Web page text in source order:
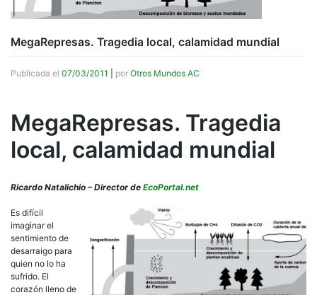
MegaRepresas. Tragedia local, calamidad mundial
Publicada el 07/03/2011 por Otros Mundos AC
MegaRepresas. Tragedia
local, calamidad mundial
Ricardo Natalichio – Director de EcoPortal.net
Es difícil
imaginar el
sentimiento de
desarraigo para
quien no lo ha
sufrido. El
corazón lleno de